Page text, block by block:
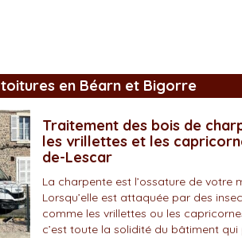
en Béarn et Bigorre
Traitement des bois de
les vrillettes et les
de-Lescar
La charpente est l’ossature de votre
Lorsqu’elle est attaquée par des
comme les vrillettes ou les
c’est toute la solidité du bâtiment